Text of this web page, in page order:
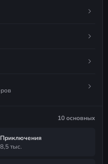
10 основных
Приключения
8,5 тыс.